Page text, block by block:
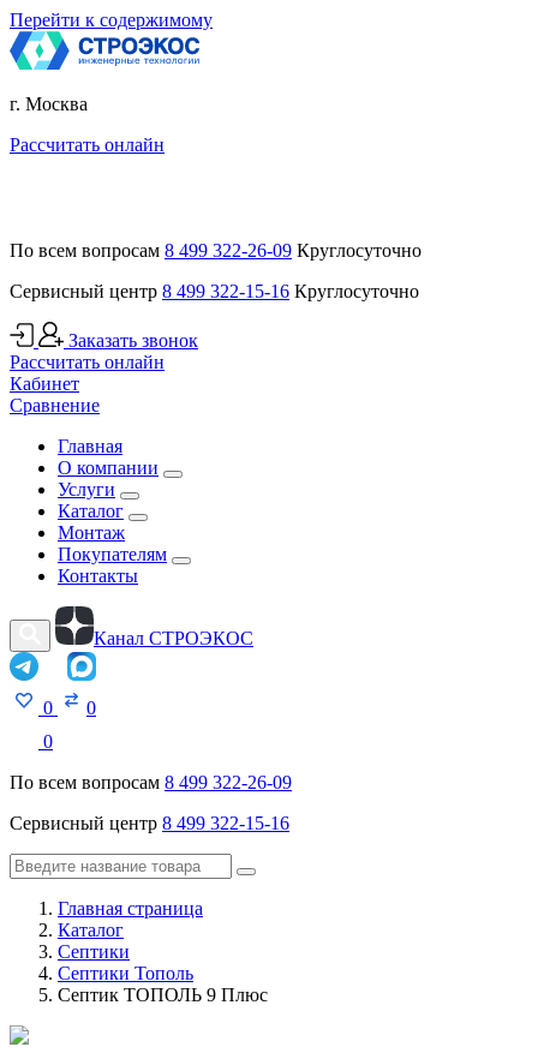
Перейти к содержимому
г. Москва
Рассчитать онлайн
По всем вопросам 8 499 322-26-09 Круглосуточно
Сервисный центр 8 499 322-15-16 Круглосуточно
Заказать звонок
Рассчитать онлайн
Кабинет
Сравнение
Главная
О компании
Услуги
Каталог
Монтаж
Покупателям
Контакты
Канал СТРОЭКОС
0
0
0
По всем вопросам 8 499 322-26-09
Сервисный центр 8 499 322-15-16
Главная страница
Каталог
Септики
Септики Тополь
Септик ТОПОЛЬ 9 Плюс